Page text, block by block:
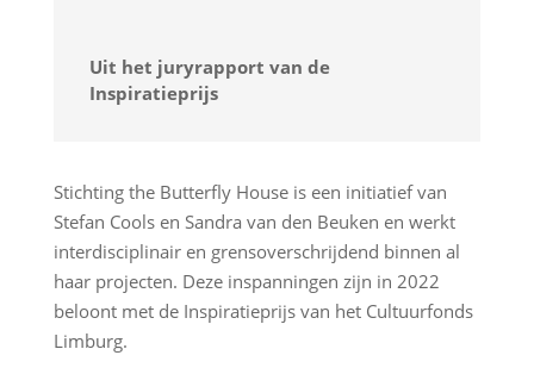
Uit het juryrapport van de
Inspiratieprijs
Stichting the Butterfly House is een initiatief van
Stefan Cools en Sandra van den Beuken en werkt
interdisciplinair en grensoverschrijdend binnen al
haar projecten. Deze inspanningen zijn in 2022
beloont met de Inspiratieprijs van het Cultuurfonds
Limburg.